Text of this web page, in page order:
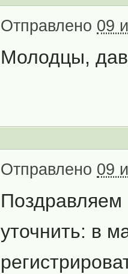
Отправлено 09
Молодцы,
Отправлено 09
уточнить: в